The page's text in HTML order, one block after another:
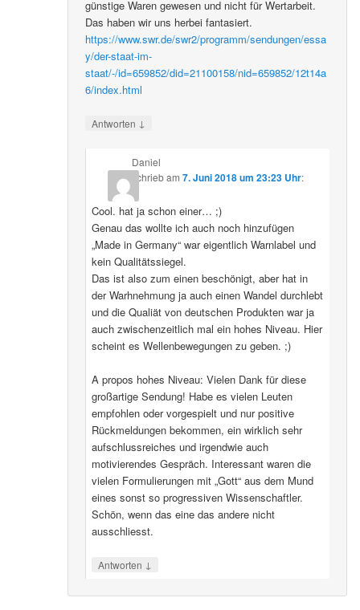
günstige Waren gewesen und nicht für Wertarbeit.
Das haben wir uns herbei fantasiert.
https://www.swr.de/swr2/programm/sendungen/essa
y/der-staat-im-
staat/-/id=659852/did=21100158/nid=659852/12t14a
6/index.html
Antworten ↓
Daniel
schriebam 7. Juni 2018 um 23:23 Uhr:
Cool. hat ja schon einer… ;)
Genau das wollte ich auch noch hinzufügen
„Made in Germany“ war eigentlich Warnlabel und
kein Qualitätssiegel.
Das ist also zum einen beschönigt, aber hat in
der Warhnehmung ja auch einen Wandel durchlebt
und die Qualiät von deutschen Produkten war ja
auch zwischenzeitlich mal ein hohes Niveau. Hier
scheint es Wellenbewegungen zu geben. ;)
A propos hohes Niveau: Vielen Dank für diese
großartige Sendung! Habe es vielen Leuten
empfohlen oder vorgespielt und nur positive
Rückmeldungen bekommen, ein wirklich sehr
aufschlussreiches und irgendwie auch
motivierendes Gespräch. Interessant waren die
vielen Formulierungen mit „Gott“ aus dem Mund
eines sonst so progressiven Wissenschaftler.
Schön, wenn das eine das andere nicht
ausschliesst.
Antworten ↓